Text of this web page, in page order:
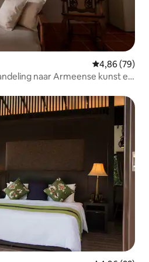
Gemiddelde
4,86 (79)
naar Armeense kunst en